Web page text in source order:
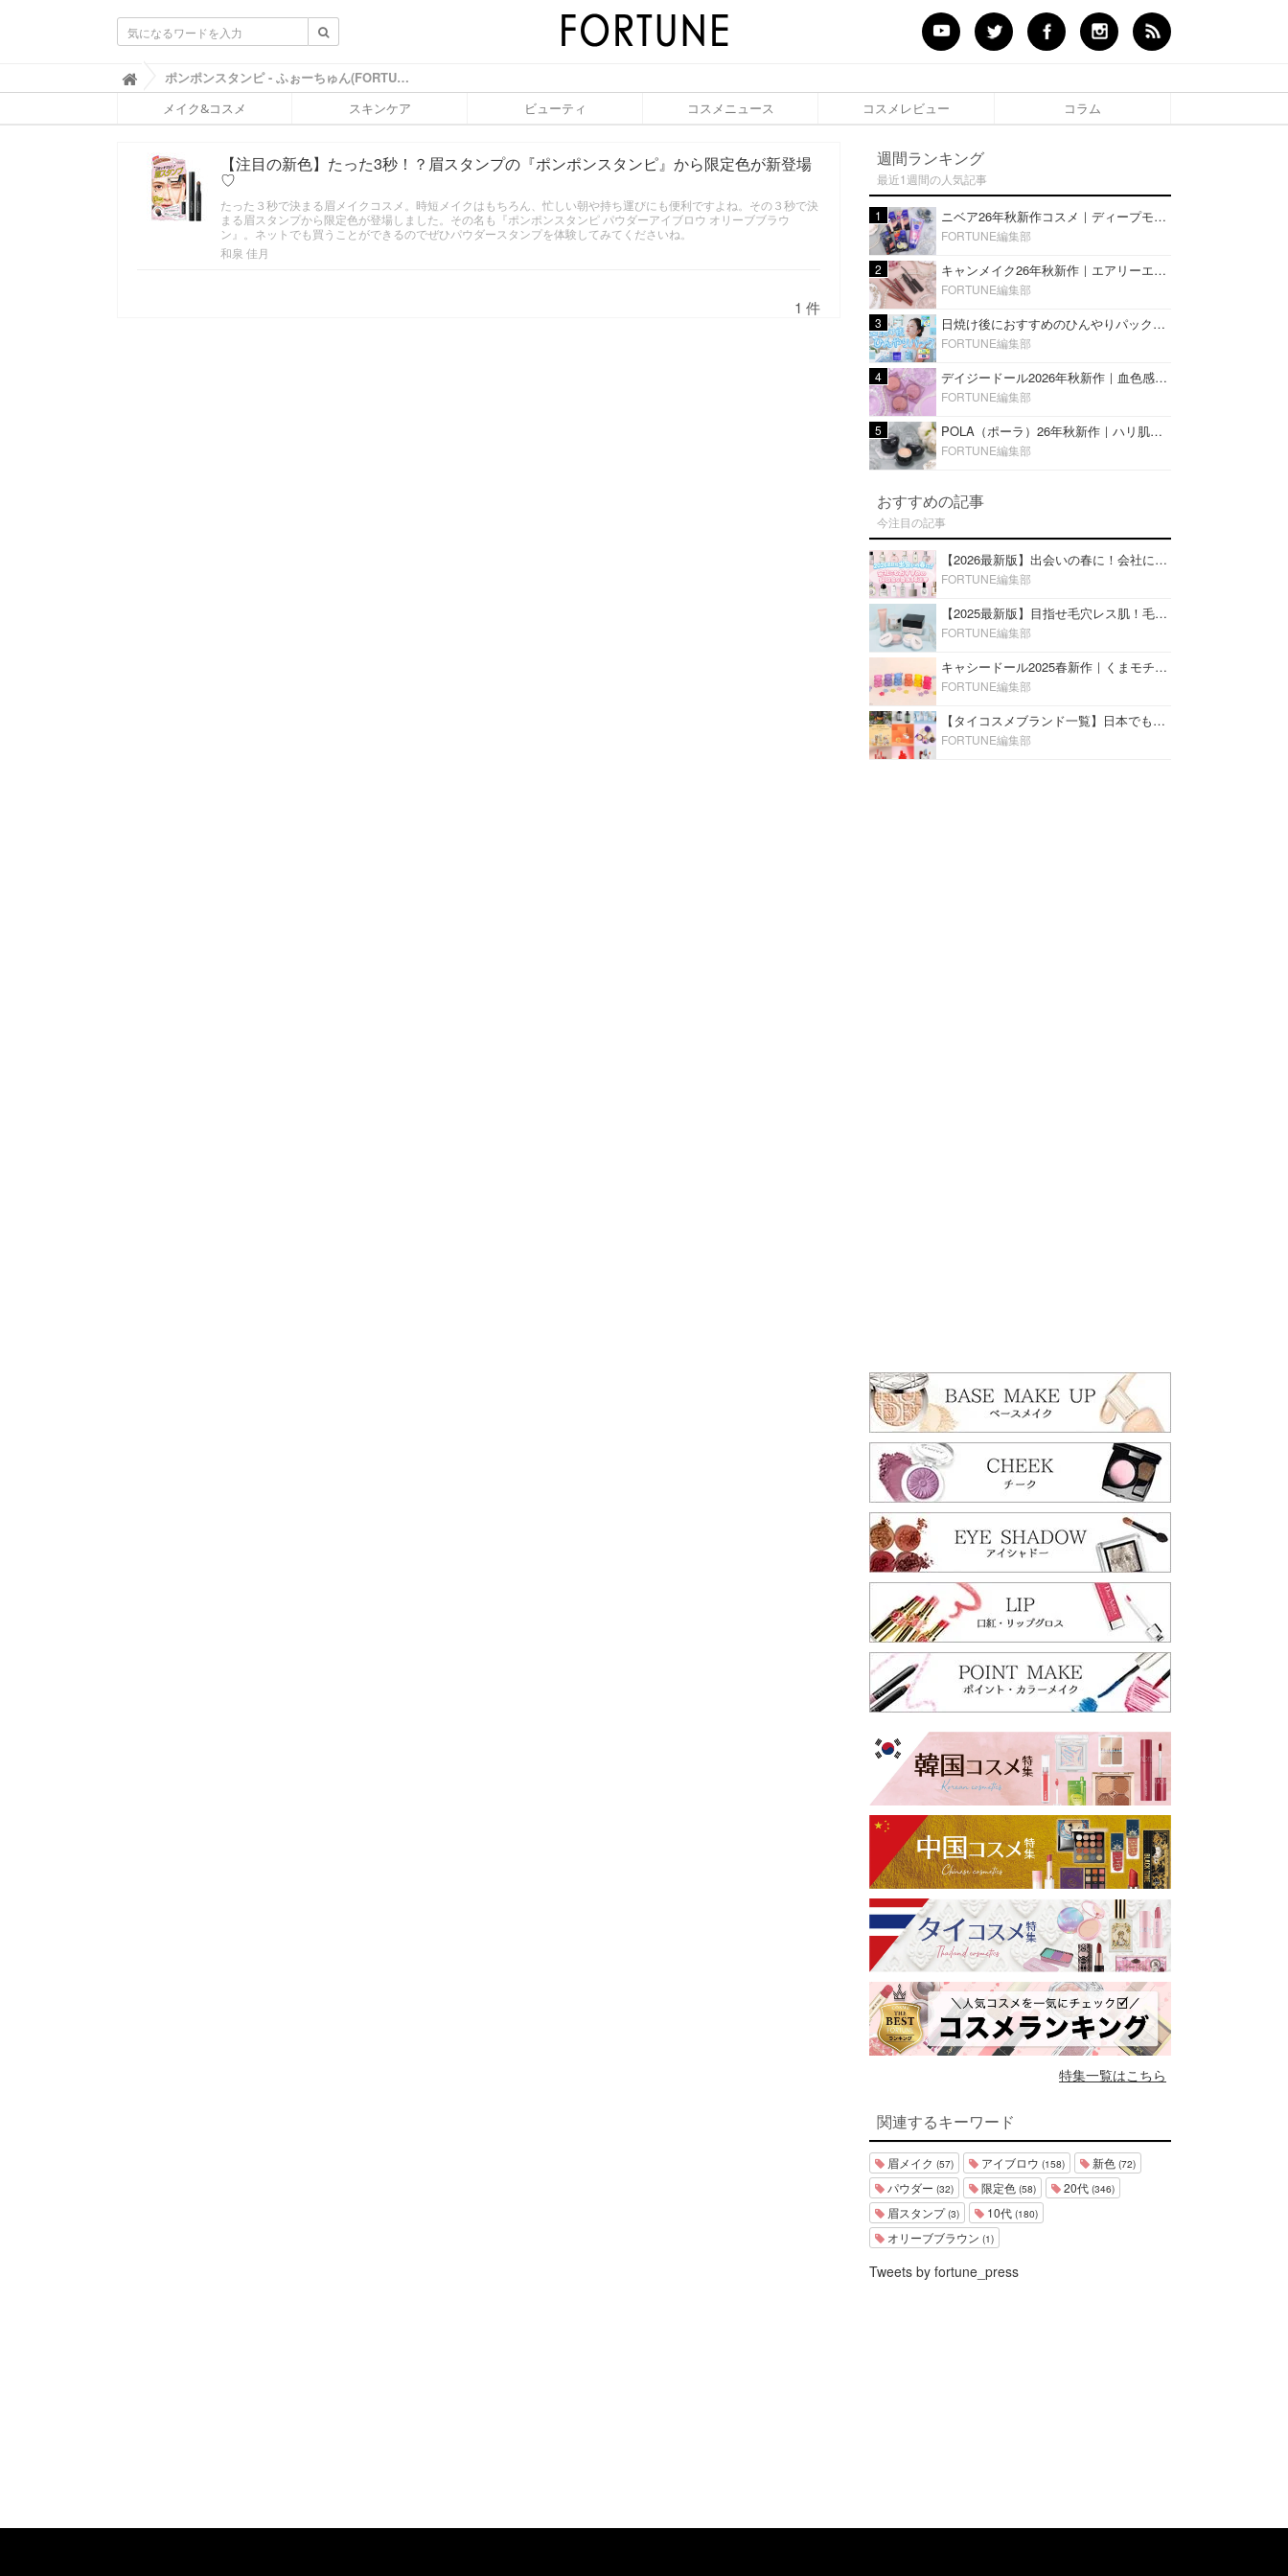
ふ
ぉ
ち
ポンポンスタンピ - ふぉーちゅん(FORTUNE)
メイク&コスメ スキンケア ビューティ コスメニュース コスメレビュー コラム
【注目の新色】たった3秒！？眉スタンプの『ポンポンスタンピ』から限定色が新登場
♡
たった３秒で決まる眉メイクコスメ。時短メイクはもちろん、忙しい朝や持ち運びにも便利ですよね。その３秒で決
まる眉スタンプから限定色が登場しました。その名も『ポンポンスタンピ パウダーアイブロウ オリーブブラウ
ン』。ネットでも買うことができるのでぜひパウダースタンプを体験してみてくださいね。
和泉 佳月
1 件
週間ランキング
最近1週間の人気記事
1 ニベア26年秋新作コスメ｜ディープモイスチャーリップの美容液タイプや2in1ボディクリームスクラブも
FORTUNE編集部
2 キャンメイク26年秋新作｜エアリーエクステンションライナー＆カールスナイパーマスカラ新色をレビュー
FORTUNE編集部
3 日焼け後におすすめのひんやりパック14選｜暑い夏にぴったりな冷凍／鎮静／うるおいチャージマスクを紹介
FORTUNE編集部
4 デイジードール2026年秋新作｜血色感が可愛い♡『パウダー ブラッシュ ブルーム』新3色をレビュー
FORTUNE編集部
5 POLA（ポーラ）26年秋新作｜ハリ肌を叶える『B.A デイ プランプ ファンデーション』を口コミ
FORTUNE編集部
おすすめの記事
今注目の記事
【2026最新版】出会いの春に！会社にもおすすめの好印象な香水14選♡ビジネスの場での香水マナーも
FORTUNE編集部
【2025最新版】目指せ毛穴レス肌！毛穴を埋めて隠す「おすすめ部分用下地＆プライマー」ランキング♡
FORTUNE編集部
キャシードール2025春新作｜くまモチーフのミニリップ「シャイニーベア リップモイスト」をレビュー♡
FORTUNE編集部
【タイコスメブランド一覧】日本でも人気沸騰中の“タイコスメ”ブランド20選！
FORTUNE編集部
特集一覧はこちら
関連するキーワード
眉メイク (57) アイブロウ (158) 新色 (72)
パウダー (32) 限定色 (58) 20代 (346)
眉スタンプ(3) 10代 (180)
オリーブブラウン (1)
Tweets by fortune_press